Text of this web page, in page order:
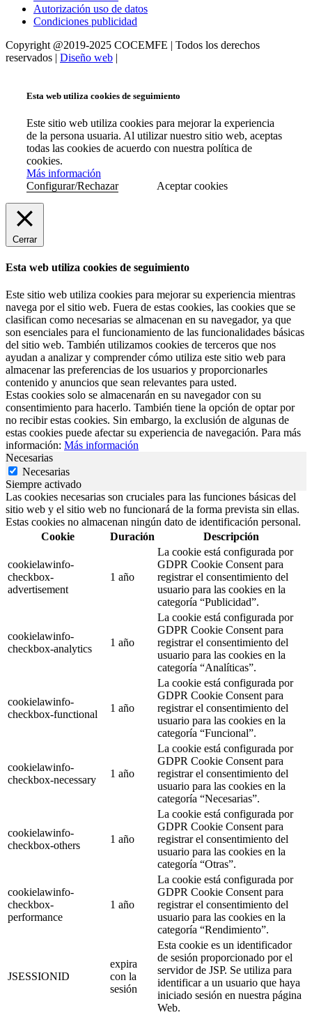
Autorización uso de datos
Condiciones publicidad
Copyright @2019-2025 COCEMFE | Todos los derechos
reservados | Diseño web |
Esta web utiliza cookies de seguimiento
Este sitio web utiliza cookies para mejorar la experiencia
de la persona usuaria. Al utilizar nuestro sitio web, aceptas
todas las cookies de acuerdo con nuestra política de
cookies.
Más información
Configurar/Rechazar
Aceptar cookies
Cerrar
Esta web utiliza cookies de seguimiento
Este sitio web utiliza cookies para mejorar su experiencia mientras
navega por el sitio web. Fuera de estas cookies, las cookies que se
clasifican como necesarias se almacenan en su navegador, ya que
son esenciales para el funcionamiento de las funcionalidades básicas
del sitio web. También utilizamos cookies de terceros que nos
ayudan a analizar y comprender cómo utiliza este sitio web para
almacenar las preferencias de los usuarios y proporcionarles
contenido y anuncios que sean relevantes para usted.
Estas cookies solo se almacenarán en su navegador con su
consentimiento para hacerlo. También tiene la opción de optar por
no recibir estas cookies. Sin embargo, la exclusión de algunas de
estas cookies puede afectar su experiencia de navegación. Para más
información: Más información
Necesarias
Necesarias
Siempre activado
Las cookies necesarias son cruciales para las funciones básicas del
sitio web y el sitio web no funcionará de la forma prevista sin ellas.
Estas cookies no almacenan ningún dato de identificación personal.
Cookie
Duración Descripción
cookielawinfo-
checkbox-
advertisement
1 año
La cookie está configurada por
GDPR Cookie Consent para
registrar el consentimiento del
usuario para las cookies en la
categoría “Publicidad”.
cookielawinfo-
checkbox-analytics
1 año
La cookie está configurada por
GDPR Cookie Consent para
registrar el consentimiento del
usuario para las cookies en la
categoría “Analíticas”.
cookielawinfo-
checkbox-functional
1 año
La cookie está configurada por
GDPR Cookie Consent para
registrar el consentimiento del
usuario para las cookies en la
categoría “Funcional”.
cookielawinfo-
checkbox-necessary
1 año
La cookie está configurada por
GDPR Cookie Consent para
registrar el consentimiento del
usuario para las cookies en la
categoría “Necesarias”.
cookielawinfo-
checkbox-others
1 año
La cookie está configurada por
GDPR Cookie Consent para
registrar el consentimiento del
usuario para las cookies en la
categoría “Otras”.
cookielawinfo-
checkbox-
performance
1 año
La cookie está configurada por
GDPR Cookie Consent para
registrar el consentimiento del
usuario para las cookies en la
categoría “Rendimiento”.
JSESSIONID
expira
con la
sesión
Esta cookie es un identificador
de sesión proporcionado por el
servidor de JSP. Se utiliza para
identificar a un usuario que haya
iniciado sesión en nuestra página
Web.